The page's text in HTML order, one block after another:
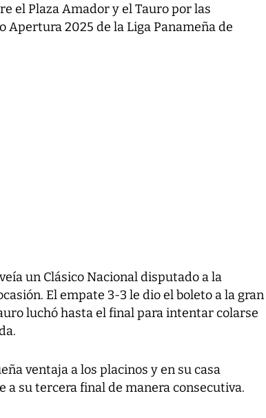
el Plaza Amador y el Tauro por las
Apertura 2025 de la Liga Panameña de
un Clásico Nacional disputado a la
El empate 3-3 le dio el boleto a la gran
luchó hasta el final para intentar colarse
ventaja a los placinos y en su casa
su tercera final de manera consecutiva.